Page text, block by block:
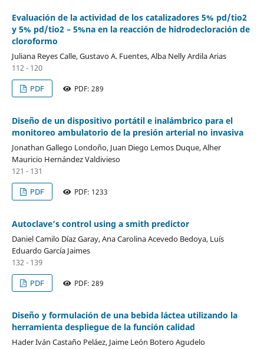
Evaluación de la actividad de los catalizadores 5% pd/tio2
y 5% pd/tio2 – 5%na en la reacción de hidrodecloración de
cloroformo
Juliana Reyes Calle, Gustavo A. Fuentes, Alba Nelly Ardila Arias
112 - 120
PDF
PDF: 289
Diseño de un dispositivo portátil e inalámbrico para el
monitoreo ambulatorio de la presión arterial no invasiva
Jonathan Gallego Londoño, Juan Diego Lemos Duque, Alher
Mauricio Hernández Valdivieso
121 - 131
PDF
PDF: 1233
Autoclave’s control using a smith predictor
Daniel Camilo Díaz Garay, Ana Carolina Acevedo Bedoya, Luís
Eduardo García Jaimes
132 - 139
PDF
PDF: 289
Diseño y formulación de una bebida láctea utilizando la
herramienta despliegue de la función calidad
Hader Iván Castaño Peláez, Jaime León Botero Agudelo